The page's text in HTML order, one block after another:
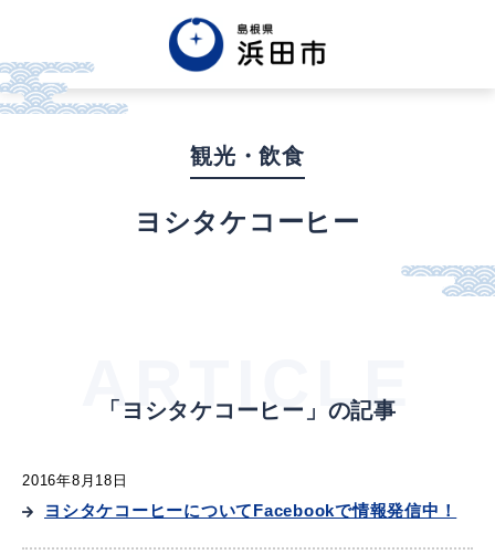
Tiếng việt
健康・福祉・ 子育て
産業・ビジネス
観光・飲食
ヨシタケコーヒー
ARTICLE
「ヨシタケコーヒー」の記事
2016年8月18日
ヨシタケコーヒーについてFacebookで情報発信中！